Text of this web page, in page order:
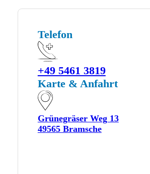
Telefon
+49 5461 3819
Karte & Anfahrt
Grünegräser Weg 13
49565 Bramsche